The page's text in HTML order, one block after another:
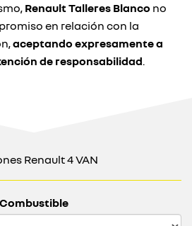
Renault Talleres Blanco no
en relación con la
aceptando expresamente a
de responsabilidad.
Renault 4 VAN
Combustible